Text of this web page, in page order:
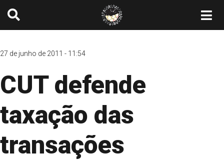
27 de junho de 2011 - 11:54
CUT defende
taxação das
transações